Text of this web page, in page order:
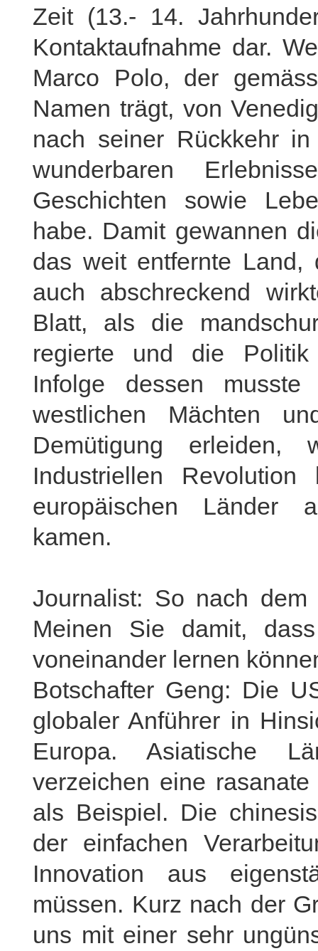
Zeit (13.- 14.
Kontaktaufnahme dar.
Marco Polo, der
Namen trägt, von
nach seiner Rückkehr
wunderbaren
Geschichten sowie
habe. Damit gewannen
das weit entfernte Land,
auch abschreckend
Blatt, als die
regierte und die Politik
Infolge dessen
westlichen Mächten
Demütigung
Industriellen
europäischen Länder
kamen.
Journalist: So nach
Meinen Sie damit,
voneinander lernen
Botschafter Geng: Die
globaler Anführer in
Europa. Asiatische
verzeichen eine
als Beispiel. Die
der einfachen
Innovation aus
müssen. Kurz nach der
uns mit einer sehr